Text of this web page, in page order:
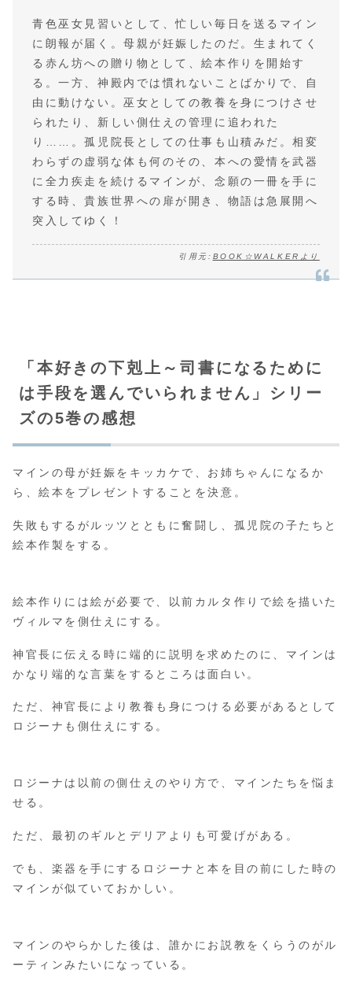
青色巫女見習いとして、忙しい毎日を送るマイン
に朗報が届く。母親が妊娠したのだ。生まれてく
る赤ん坊への贈り物として、絵本作りを開始す
る。一方、神殿内では慣れないことばかりで、自
由に動けない。巫女としての教養を身につけさせ
られたり、新しい側仕えの管理に追われた
り……。孤児院長としての仕事も山積みだ。相変
わらずの虚弱な体も何のその、本への愛情を武器
に全力疾走を続けるマインが、念願の一冊を手に
する時、貴族世界への扉が開き、物語は急展開へ
突入してゆく！
引用元: BOOK☆WALKERより
「本好きの下剋上～司書になるために
は手段を選んでいられません」シリー
ズの5巻の感想
マインの母が妊娠をキッカケで、お姉ちゃんになるか
ら、絵本をプレゼントすることを決意。
失敗もするがルッツとともに奮闘し、孤児院の子たちと
絵本作製をする。
絵本作りには絵が必要で、以前カルタ作りで絵を描いた
ヴィルマを側仕えにする。
神官長に伝える時に端的に説明を求めたのに、マインは
かなり端的な言葉をするところは面白い。
ただ、神官長により教養も身につける必要があるとして
ロジーナも側仕えにする。
ロジーナは以前の側仕えのやり方で、マインたちを悩ま
せる。
ただ、最初のギルとデリアよりも可愛げがある。
でも、楽器を手にするロジーナと本を目の前にした時の
マインが似ていておかしい。
マインのやらかした後は、誰かにお説教をくらうのがル
ーティンみたいになっている。